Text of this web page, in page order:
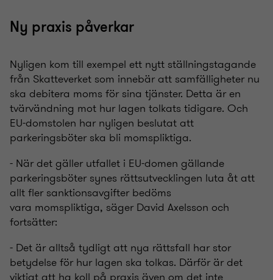
Ny praxis påverkar
Nyligen kom till exempel ett nytt ställningstagande
från Skatteverket som innebär att samfälligheter nu
ska debitera moms för sina tjänster. Detta är en
tvärvändning mot hurlagen tolkats tidigare. Och
EU-domstolen har nyligen beslutat att
parkeringsböter ska bli momspliktiga.
- När det gäller utfallet i EU-domen gällande
parkeringsböter synes rättsutvecklingen luta åt att
allt fler sanktionsavgifter bedöms
vara momspliktiga, säger David Axelsson och
fortsätter:
- Det är alltså tydligt att nya rättsfall har stor
betydelse för hur lagen ska tolkas. Därför är det